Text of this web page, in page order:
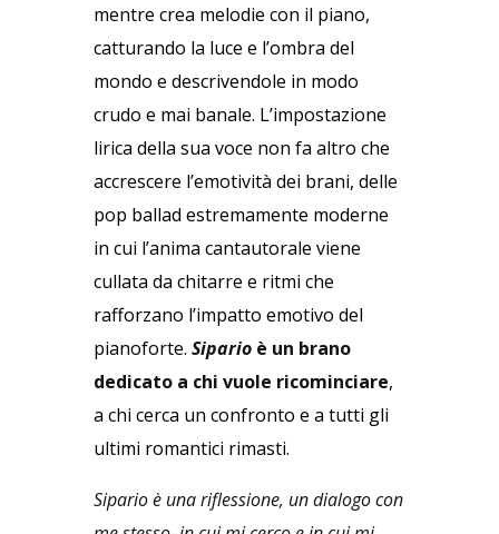
mentre crea melodie con il piano,
catturando la luce e l’ombra del
mondo e descrivendole in modo
crudo e mai banale. L’impostazione
lirica della sua voce non fa altro che
accrescere l’emotività dei brani, delle
pop ballad estremamente moderne
in cui l’anima cantautorale viene
cullata da chitarre e ritmi che
rafforzano l’impatto emotivo del
pianoforte. Sipario è un brano
dedicato a chi vuole ricominciare,
a chi cerca un confronto e a tutti gli
ultimi romantici rimasti.
Sipario è una riflessione, un dialogo con